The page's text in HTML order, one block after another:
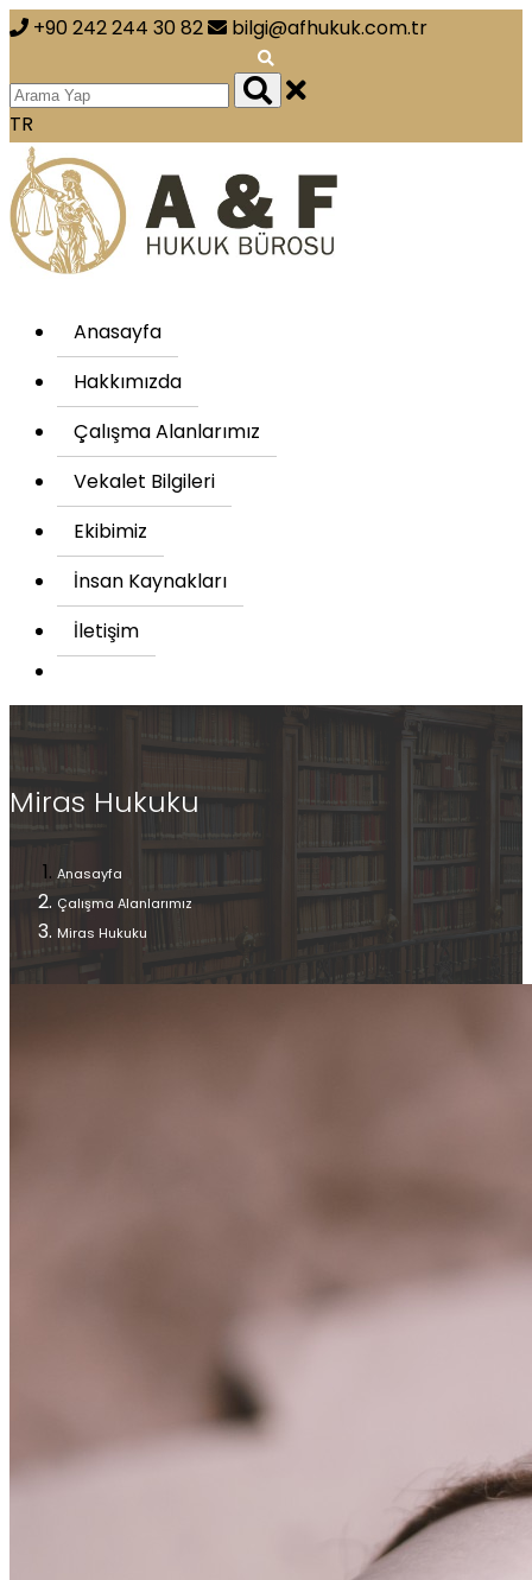
+90 242 244 30 82 bilgi@afhukuk.com.tr
TR
Anasayfa
Hakkımızda
Çalışma Alanlarımız
Vekalet Bilgileri
Ekibimiz
İnsan Kaynakları
İletişim
Miras Hukuku
Anasayfa
Çalışma Alanlarımız
Miras Hukuku